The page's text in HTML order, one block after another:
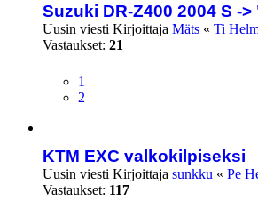
Suzuki DR-Z400 2004 S ->
Uusin viesti Kirjoittaja Mäts « Ti
Vastaukset: 21
1
2
KTM EXC valkokilpiseksi
Uusin viesti Kirjoittaja sunkku « Pe
Vastaukset: 117